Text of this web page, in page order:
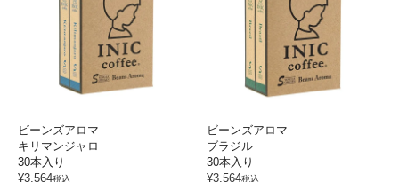
ビーンズアロマ
キリマンジャロ
30本入り
¥3,564税込
ビーンズアロマ
ブラジル
30本入り
¥3,564税込